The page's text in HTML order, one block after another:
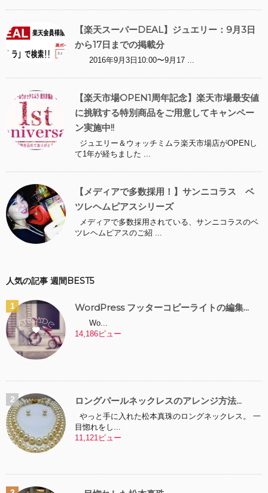
【楽天スーパーDEAL】ジュエリー：9月3日
から17日までの掲載分
2016年9月3日10:00〜9月17 ...
【楽天市場OPEN1周年記念】楽天市場最安値
に挑戦する特別商品をご用意してキャンペー
ン実施中!!
ジュエリー＆ウォッチミムラ楽天市場店がOPENし
て1年が経ちました ...
【メディアで多数採用！】サンニコラス ベ
ツレヘムピアスシリーズ
メディアで多数採用されている、サンニコラスのベ
ツレヘムピアスのご紹 ...
人気の記事 週間BEST5
WordPress フッターコピーライトの編集...
Wo...
14,186ビュー
ロングパールネックレスのアレンジ方法...
やっと手に入れた松本真珠のロングネックレス。 一
目惚れをし...
11,121ビュー